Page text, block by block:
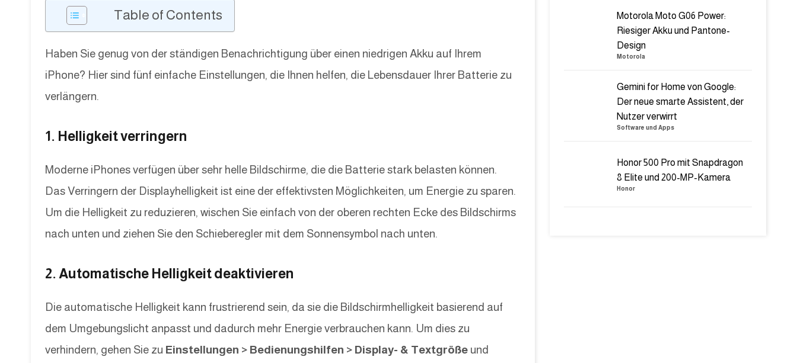
Table of Contents
Haben Sie genug von der ständigen Benachrichtigung über einen niedrigen Akku auf Ihrem
iPhone? Hier sind fünf einfache Einstellungen, die Ihnen helfen, die Lebensdauer Ihrer Batterie zu
verlängern.
1. Helligkeit verringern
Moderne iPhones verfügen über sehr helle Bildschirme, die die Batterie stark belasten können.
Das Verringern der Displayhelligkeit ist eine der effektivsten Möglichkeiten, um Energie zu sparen.
Um die Helligkeit zu reduzieren, wischen Sie einfach von der oberen rechten Ecke des Bildschirms
nach unten und ziehen Sie den Schieberegler mit dem Sonnensymbol nach unten.
2. Automatische Helligkeit deaktivieren
Die automatische Helligkeit kann frustrierend sein, da sie die Bildschirmhelligkeit basierend auf
dem Umgebungslicht anpasst und dadurch mehr Energie verbrauchen kann. Um dies zu
verhindern, gehen Sie zu Einstellungen > Bedienungshilfen > Display- & Textgröße und
Motorola Moto G06 Power:
Riesiger Akku und Pantone-
Design
Motorola
Gemini for Home von Google:
Der neue smarte Assistent, der
Nutzer verwirrt
Software und Apps
Honor 500 Pro mit Snapdragon
8 Elite und 200-MP-Kamera
Honor